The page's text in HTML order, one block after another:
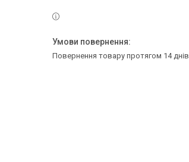
повернення товару протягом 14 днів